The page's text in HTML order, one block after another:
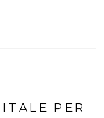
PER